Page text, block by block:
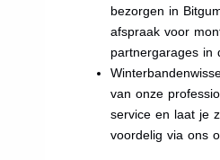
bezorgen in
afspraak voor
partnergarages in
van onze
service en laat je
voordelig via ons